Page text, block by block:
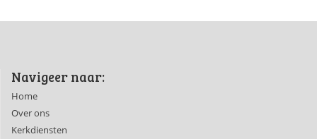
Navigeer naar:
Home
Over ons
Kerkdiensten